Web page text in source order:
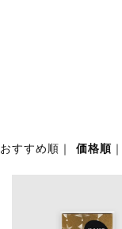
おすすめ順 ｜ 価格順｜